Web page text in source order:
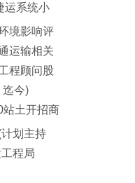
运系统小
境影响评
运输相关
程顾问股
迄今)
站土开招商
划主持
程局